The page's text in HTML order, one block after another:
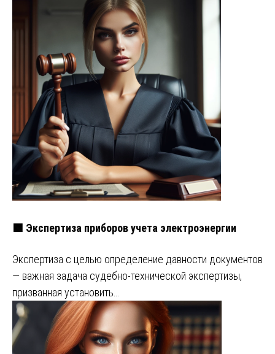
🟩 Экспертиза приборов учета электроэнергии
Экспертиза с целью определение давности документов
— важная задача судебно-технической экспертизы,
призванная установить…